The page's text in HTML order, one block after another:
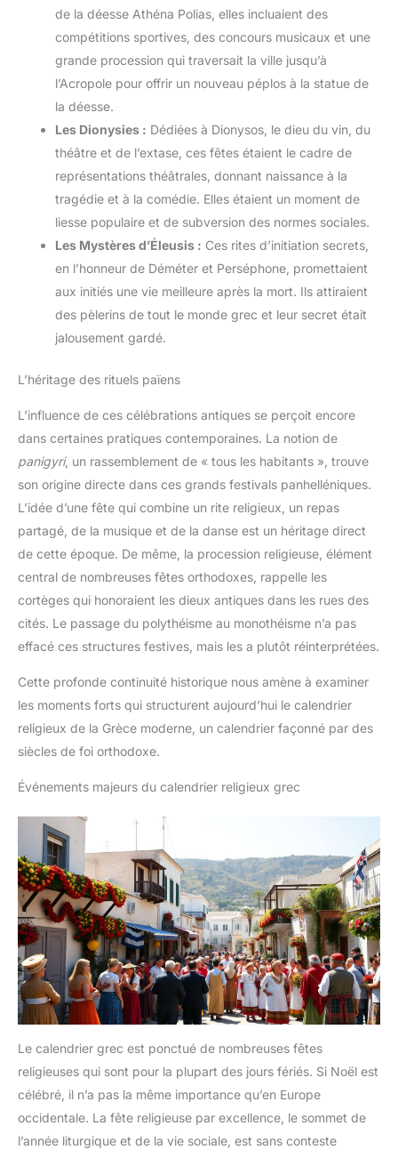
de la déesse Athéna Polias, elles incluaient des
compétitions sportives, des concours musicaux et une
grande procession qui traversait la ville jusqu’à
l’Acropole pour offrir un nouveau péplos à la statue de
la déesse.
Les Dionysies : Dédiées à Dionysos, le dieu du vin, du
théâtre et de l’extase, ces fêtes étaient le cadre de
représentations théâtrales, donnant naissance à la
tragédie et à la comédie. Elles étaient un moment de
liesse populaire et de subversion des normes sociales.
Les Mystères d’Éleusis : Ces rites d’initiation secrets,
en l’honneur de Déméter et Perséphone, promettaient
aux initiés une vie meilleure après la mort. Ils attiraient
des pèlerins de tout le monde grec et leur secret était
jalousement gardé.
L’héritage des rituels païens
L’influence de ces célébrations antiques se perçoit encore
dans certaines pratiques contemporaines. La notion de
panigyri, un rassemblement de « tous les habitants », trouve
son origine directe dans ces grands festivals panhelléniques.
L’idée d’une fête qui combine un rite religieux, un repas
partagé, de la musique et de la danse est un héritage direct
de cette époque. De même, la procession religieuse, élément
central de nombreuses fêtes orthodoxes, rappelle les
cortèges qui honoraient les dieux antiques dans les rues des
cités. Le passage du polythéisme au monothéisme n’a pas
effacé ces structures festives, mais les a plutôt réinterprétées.
Cette profonde continuité historique nous amène à examiner
les moments forts qui structurent aujourd’hui le calendrier
religieux de la Grèce moderne, un calendrier façonné par des
siècles de foi orthodoxe.
Événements majeurs du calendrier religieux grec
Le calendrier grec est ponctué de nombreuses fêtes
religieuses qui sont pour la plupart des jours fériés. Si Noël est
célébré, il n’a pas la même importance qu’en Europe
occidentale. La fête religieuse par excellence, le sommet de
l’année liturgique et de la vie sociale, est sans conteste